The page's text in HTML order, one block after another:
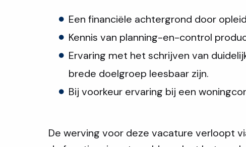
Een financiële achtergrond door
Kennis van planning-en-control
Ervaring met het schrijven van
brede doelgroep leesbaar zijn.
Bij voorkeur ervaring bij een
De werving voor deze vacature verloopt